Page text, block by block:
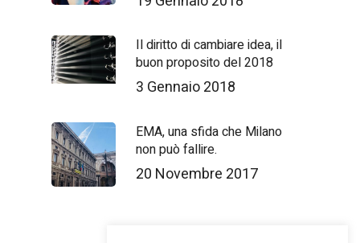
Il diritto di cambiare idea, il
buon proposito del 2018
3 Gennaio 2018
EMA, una sfida che Milano
non può fallire.
20 Novembre 2017